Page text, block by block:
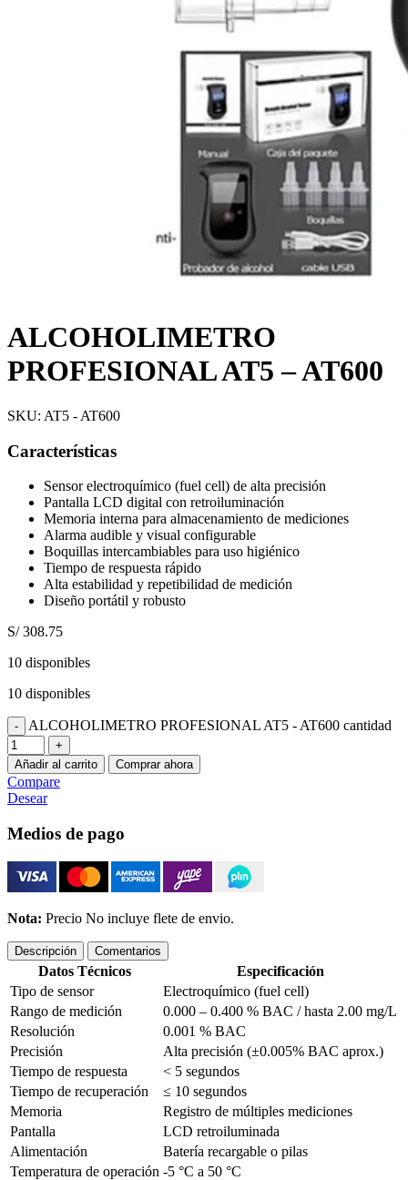
ALCOHOLIMETRO
PROFESIONAL AT5 – AT600
SKU: AT5 - AT600
Características
Sensor electroquímico (fuel cell) de alta precisión
Pantalla LCD digital con retroiluminación
Memoria interna para almacenamiento de mediciones
Alarma audible y visual configurable
Boquillas intercambiables para uso higiénico
Tiempo de respuesta rápido
Alta estabilidad y repetibilidad de medición
Diseño portátil y robusto
S/308.75
10 disponibles
10 disponibles
ALCOHOLIMETRO PROFESIONAL AT5 - AT600 cantidad
Añadir al carrito Comprar ahora
Compare
Desear
Medios de pago
Nota: Precio No incluye flete de envio.
Descripción Comentarios
Datos Técnicos
Especificación
Tipo de sensor
Electroquímico (fuel cell)
Rango de medición
0.000 – 0.400 % BAC / hasta 2.00 mg/L
Resolución
0.001 % BAC
Precisión
Alta precisión (±0.005% BAC aprox.)
Tiempo de respuesta
< 5 segundos
Tiempo de recuperación
≤ 10 segundos
Memoria
Registro de múltiples mediciones
Pantalla
LCD retroiluminada
Alimentación
Batería recargable o pilas
Temperatura de operación -5 °C a 50 °C